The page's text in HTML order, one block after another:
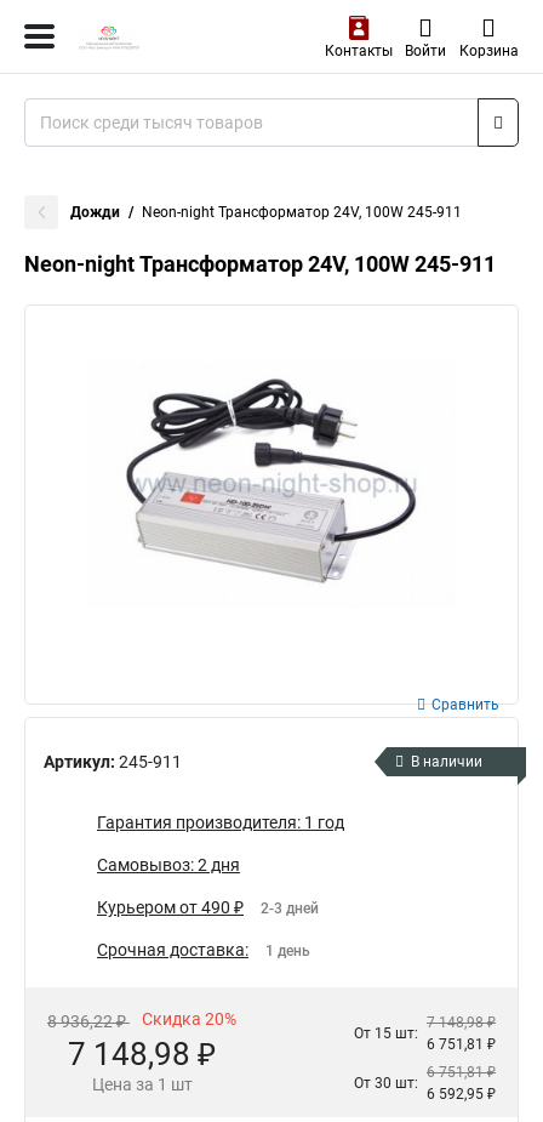
Контакты Войти Корзина
Дожди Neon-night Трансформатор 24V, 100W 245-911
Neon-night Трансформатор 24V, 100W 245-911
Артикул: 245-911
Сравнить
В наличии
Гарантия производителя: 1 год
Самовывоз: 2 дня
Курьером от 490 ₽ 2-3 дней
Срочная доставка: 1 день
8 936,22 ₽ Скидка 20%
7 148,98 ₽
Цена за 1 шт
От 15 шт:
7 148,98 ₽
6 751,81 ₽
От 30 шт:
6 751,81 ₽
6 592,95 ₽